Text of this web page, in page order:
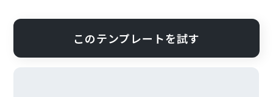
このテンプレートを試す